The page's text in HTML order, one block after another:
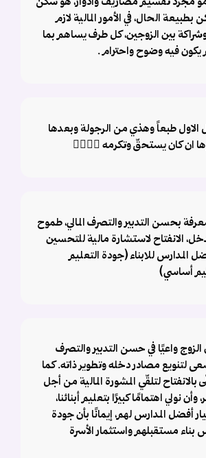
الحال، في الأمور المالية لازم
بين الزوجين، كل طرف يساهم بما
يكون فيه وضوح واحترام .
الاول طبعاً وهذي من الرجولة وبعدها
ان كان يستحقّ وتكرمه 👌🏼👌🏼
بحسن التدبير والتصرف المالي، طموح
الانفتاح لاستشارة مالية للتحسين
المدارس للابناء (جودة التعليم
أساسي)
واعيًا في حسن التدبير والتصرف
لتنويع مصادر دخله وتطوير ذاته. كما
لتلقّي المشورة المالية من أجل
نولي اهتمامًا كبيرًا بتعليم أبنائنا،
أفضل المدارس لهم، إيمانًا بأن جودة
مستقبلهم واستثمار الأسرة